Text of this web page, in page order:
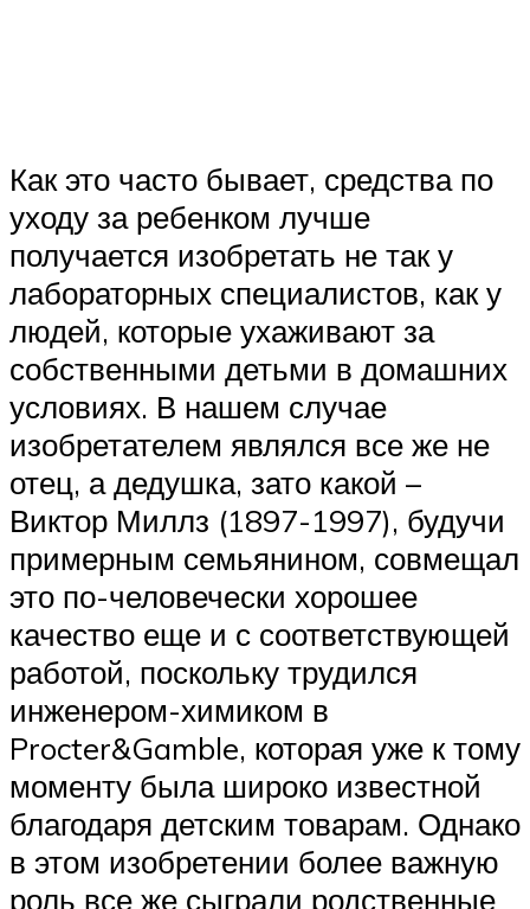
Как это часто бывает, средства по
уходу за ребенком лучше
получается изобретать не так у
лабораторных специалистов, как у
людей, которые ухаживают за
собственными детьми в домашних
условиях. В нашем случае
изобретателем являлся все же не
отец, а дедушка, зато какой –
Виктор Миллз (1897-1997), будучи
примерным семьянином, совмещал
это по-человечески хорошее
качество еще и с соответствующей
работой, поскольку трудился
инженером-химиком в
Procter&Gamble, которая уже к тому
моменту была широко известной
благодаря детским товарам. Однако
в этом изобретении более важную
роль все же сыграли родственные